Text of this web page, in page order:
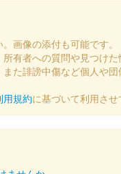
の滋賀県・近江の城の
滋賀・びわ湖 2024 秋限
画像の添付も可能です。
有者への質問や見つけた
た誹謗中傷など個人や
用規約に基づいて利用させ